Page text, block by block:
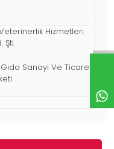
Hizmetleri
Şti.
Sanayi Ve Ticaret